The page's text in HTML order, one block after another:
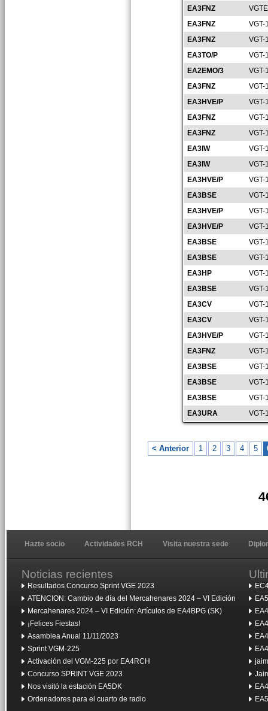
EA3FNZ
EA3FNZ
VGT-
EA3FNZ
VGT-
EA3TO/P
VGT-
EA2EMO/3
VGT-
EA3FNZ
VGT-
EA3HVE/P
VGT-
EA3FNZ
VGT-
EA3FNZ
VGT-
EA3IW
VGT-
EA3IW
VGT-
EA3HVE/P
VGT-
EA3BSE
VGT-
EA3HVE/P
VGT-
EA3HVE/P
VGT-
EA3BSE
VGT-
EA3BSE
VGT-
EA3HP
VGT-
EA3BSE
VGT-
EA3CV
VGT-
EA3CV
VGT-
EA3HVE/P
VGT-
EA3FNZ
VGT-
EA3BSE
VGT-
EA3BSE
VGT-
EA3BSE
VGT-
EA3URA
VGT-
< Anterior 1 2 3 4 5
Hazte socio Actividades RCH Visita nuestra sede
Noticias recientes
Resultados Concurso Sprint VGE 2023
ATENCION: Cambio de día del Mercahenares 2024 – VI Edición
Mercahenares 2024 – VI Edición: Artículos de EA4BPG (SK)
¡Felices Fiestas!
Asamblea Anual 11/11/2023
Sprint VGM-225
Activación del VGM-225 por EA4RCH
Concurso SPRINT VGE 2023
Nos visitó la estación EA5DK
Ordenadores para el cuarto de radio